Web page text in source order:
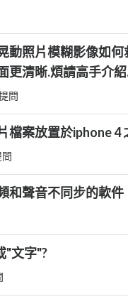
動照片模糊影像如
更清晰.煩請高手介
問
檔案放置於iphone 4
和聲音不同步的軟件
"文字"?